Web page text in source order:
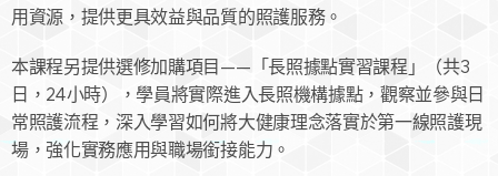
用資源，提供更具效益與品質的照護服務。
本課程另提供選修加購項目——「長照據點實習課程」（共3
日，24小時），學員將實際進入長照機構據點，觀察並參與日
常照護流程，深入學習如何將大健康理念落實於第一線照護現
場，強化實務應用與職場銜接能力。